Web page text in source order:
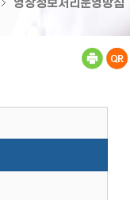
영상정보처리운영방침